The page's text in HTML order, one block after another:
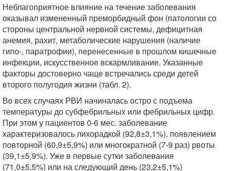
Неблагоприятное влияние на течение заболевания
оказывал измененный преморбидный фон (патологии со
стороны центральной нервной системы, дефицитная
анемия, рахит, метаболические нарушения (наличие
гипо-, паратрофии), перенесенные в прошлом кишечные
инфекции, искусственное вскармливание. Указанные
факторы достоверно чаще встречались среди детей
второго полугодия жизни (табл. 2).
Во всех случаях РВИ начиналась остро с подъема
температуры до субфебрильных или фебрильных цифр.
При этом у пациентов 0-6 мес. заболевание
характеризовалось лихорадкой (92,8±3,1%), появлением
повторной (60,9±5,9%) или многократной (7-9 раз) рвоты
(39,1±5,9%). Уже в первые сутки заболевания
(71,0±5,5%) или на следующий день (23,2±5,1%)